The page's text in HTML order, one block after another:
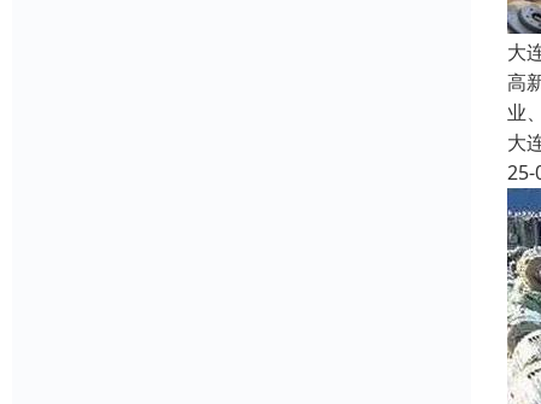
大
高
业
大
25-